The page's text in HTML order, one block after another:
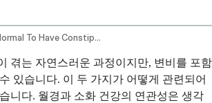
Is It Normal To Have Constipation During Period
겪는 자연스러운 과정이지만, 변비를 포함
있습니다. 이 두 가지가 어떻게 관련되어
니다. 월경과 소화 건강의 연관성은 생각